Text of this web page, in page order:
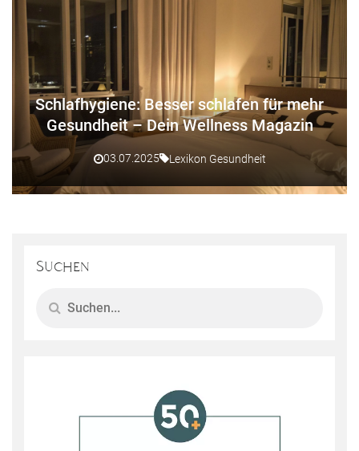
Schlafhygiene: Besser schlafen für mehr
Gesundheit – Dein Wellness Magazin
03.07.2025 Lexikon Gesundheit
Suchen